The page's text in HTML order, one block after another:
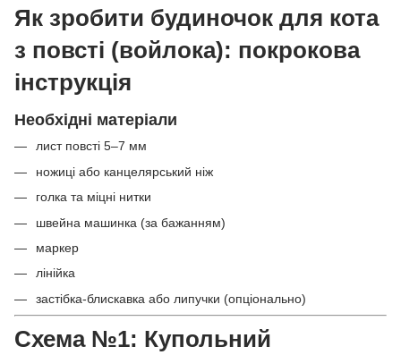
Як зробити будиночок для кота
з повсті (войлока): покрокова
інструкція
Необхідні матеріали
лист повсті 5–7 мм
ножиці або канцелярський ніж
голка та міцні нитки
швейна машинка (за бажанням)
маркер
лінійка
застібка-блискавка або липучки (опціонально)
Схема №1: Купольний